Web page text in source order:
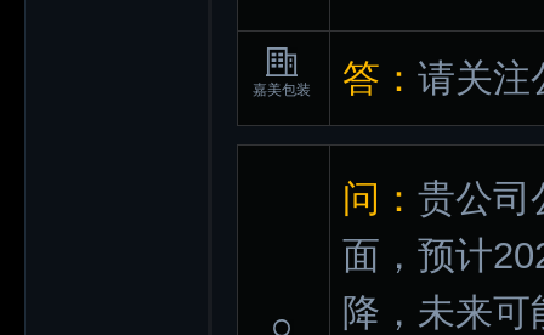
嘉美包装 答： 请关注
问： 贵公司
面，预计
降，未来